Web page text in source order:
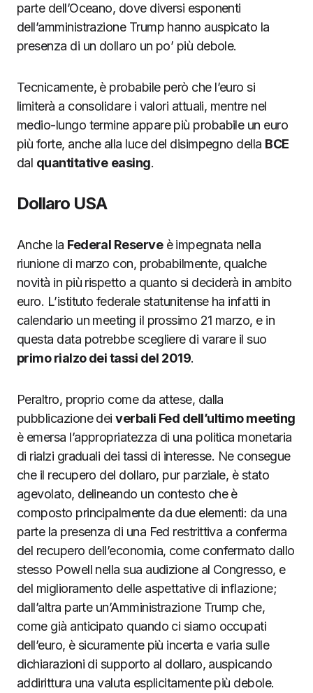
parte dell’Oceano, dove diversi esponenti
dell’amministrazione Trump hanno auspicato la
presenza di un dollaro un po’ più debole.
Tecnicamente, è probabile però che l’euro si
limiterà a consolidare i valori attuali, mentre nel
medio-lungo termine appare più probabile un euro
più forte, anche alla luce del disimpegno della BCE
dal quantitative easing.
Dollaro USA
Anche la Federal Reserveè impegnata nella
riunione di marzo con, probabilmente, qualche
novità in più rispetto a quanto si deciderà in ambito
euro. L’istituto federale statunitense ha infatti in
calendario un meeting il prossimo 21 marzo, e in
questa data potrebbe scegliere di varare il suo
primo rialzo dei tassi del 2019.
Peraltro, proprio come da attese, dalla
pubblicazione deiverbali Fed dell’ultimo meeting
è emersa l’appropriatezza di una politica monetaria
di rialzi graduali dei tassi di interesse. Ne consegue
che il recupero del dollaro, pur parziale, è stato
agevolato, delineando un contesto che è
composto principalmente da due elementi: da una
parte la presenza di una Fed restrittiva a conferma
del recupero dell’economia, come confermato dallo
stesso Powell nella sua audizione al Congresso, e
del miglioramento delle aspettative di inflazione;
dall’altra parte un’Amministrazione Trump che,
come già anticipato quando ci siamo occupati
dell’euro, è sicuramente più incerta e varia sulle
dichiarazioni di supporto al dollaro, auspicando
addirittura una valuta esplicitamente più debole.